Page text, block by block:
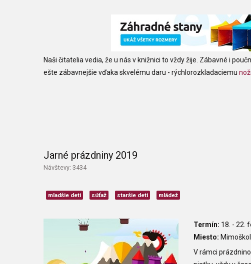
Naši čitatelia vedia, že u nás v knižnici to vždy žije. Zábavné i
ešte zábavnejšie vďaka skvelému daru - rýchlorozkladaciemu
Jarné prázdniny 2019
Návštevy: 3434
mladšie deti súťaž staršie deti mládež
Termín: 18. - 22.
Miesto:
V rámci